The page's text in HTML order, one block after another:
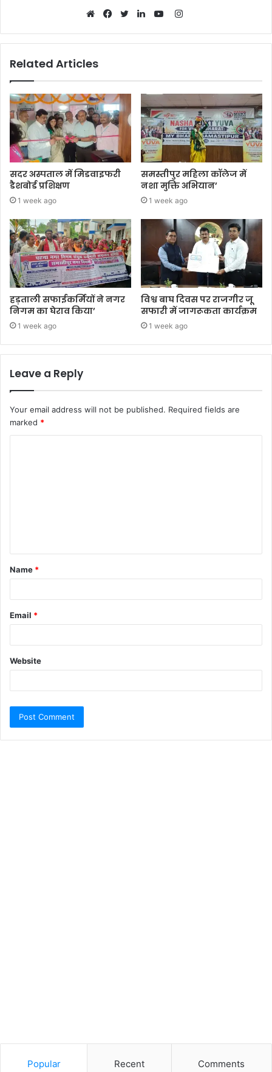
Instagram
Related Articles
सदर अस्पताल में मिडवाइफरी
डैशबोर्ड प्रशिक्षण
1 week ago
समस्तीपुर महिला कॉलेज में
नशा मुक्ति अभियान’
1 week ago
हड़ताली सफाईकर्मियों ने नगर
निगम का घेराव किया’
1 week ago
विश्व बाघ दिवस पर राजगीर जू
सफारी में जागरूकता कार्यक्रम
1 week ago
Leave a Reply
Your email address will not be published. Required fields are
marked *
Name *
Email *
Website
Popular Recent Comments